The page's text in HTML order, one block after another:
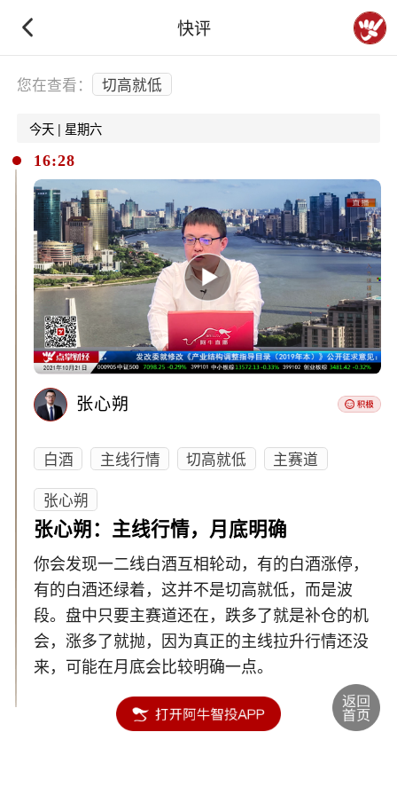
快评
下拉刷新
您在查看： 切高就低
今天 | 星期六
16:28
张心朔
白酒 主线行情 切高就低
主赛道
张心朔
张心朔：主线行情，月底明确
你会发现一二线白酒互相轮动，有的白酒涨停，
有的白酒还绿着，这并不是切高就低，而是波
段。盘中只要主赛道还在，跌多了就是补仓的机
会，涨多了就抛，因为真正的主线拉升行情还没
来，可能在月底会比较明确一点。